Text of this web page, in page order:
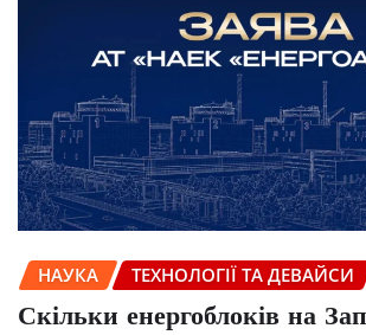
НАУКА ТЕХНОЛОГІЇ ТА ДЕВАЙСИ
Скільки енергоблоків на